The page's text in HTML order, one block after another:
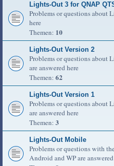
Lights-Out 3 for QNAP
Problems or questions about
here
Themen: 10
Lights-Out Version 2
Problems or questions about
are answered here
Themen: 62
Lights-Out Version 1
Problems or questions about
are answered here
Themen: 3
Lights-Out Mobile
Problems or questions with
Android and WP are